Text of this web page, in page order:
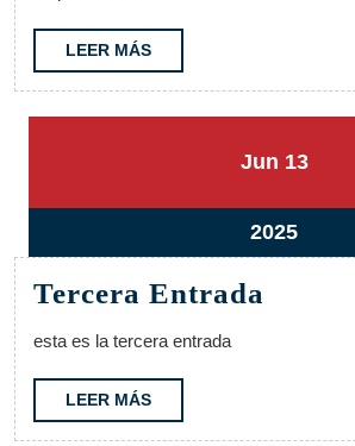
LEER MÁSLEER
MÁS
Jun13
2025
1313
202513
junio,
Tercera Entrada
esta es la tercera entrada
LEER MÁSLEER
MÁS